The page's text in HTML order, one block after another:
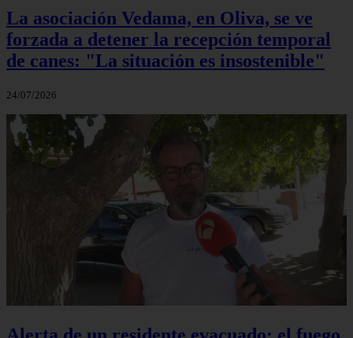
La asociación Vedama, en Oliva, se ve
forzada a detener la recepción temporal
de canes: "La situación es insostenible"
24/07/2026